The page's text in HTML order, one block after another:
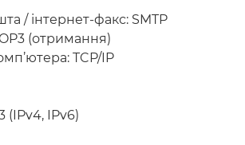
/ інтернет-факс: SMTP
(отримання)
TCP/IP
(IPv4, IPv6)